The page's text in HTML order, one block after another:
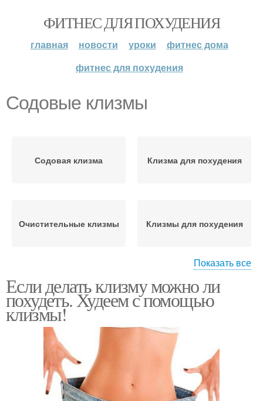
ФИТНЕС ДЛЯ ПОХУДЕНИЯ
главная новости уроки
фитнес дома
фитнес для похудения
Содовые клизмы
Содовая клизма Клизма для похудения
Очистительные клизмы Клизмы для похудения
Лимонная клизма
Показать все
Если делать клизму можно ли
похудеть. Худеем с помощью
клизмы!